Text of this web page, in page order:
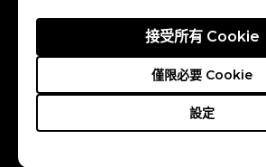
設定
僅限必要 Cookie
接受所有 Cookie